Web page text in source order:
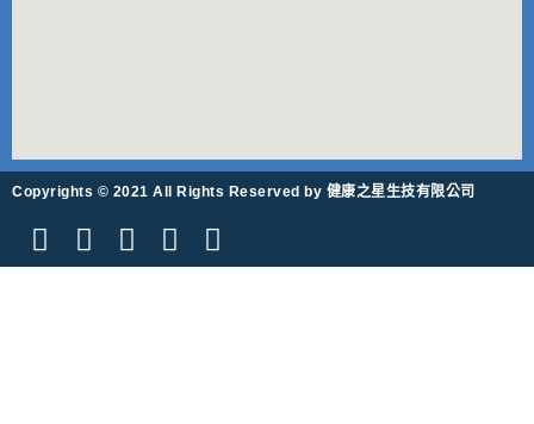
Copyrights © 2021 All Rights Reserved by 健康之星生技有限公司